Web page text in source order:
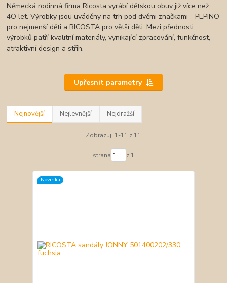
Německá rodinná firma Ricosta vyrábí dětskou obuv již více než
4O let. Výrobky jsou uváděny na trh pod dvěmi značkami - PEPINO
pro nejmenší děti a RICOSTA pro větší děti. Mezi přednosti
výrobků patří kvalitní materiály, vynikající zpracování, funkčnost,
atraktivní design a střih.
Upřesnit parametry
Nejnovější Nejlevnější Nejdražší
Zobrazuji 1-11 z 11
strana z 1
Novinka